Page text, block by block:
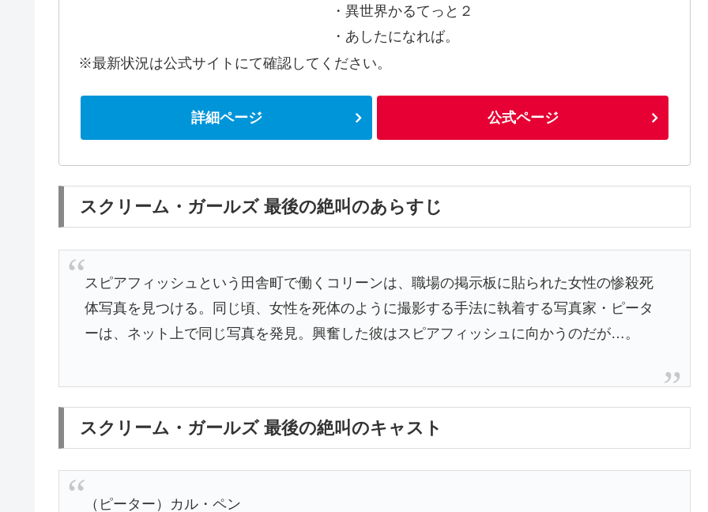
・異世界かるてっと２
・あしたになれば。
※最新状況は公式サイトにて確認してください。
詳細ページ 公式ページ
スクリーム・ガールズ 最後の絶叫のあらすじ
スピアフィッシュという田舎町で働くコリーンは、職場の掲示板に貼られた女性の惨殺死
体写真を見つける。同じ頃、女性を死体のように撮影する手法に執着する写真家・ピータ
ーは、ネット上で同じ写真を発見。興奮した彼はスピアフィッシュに向かうのだが…。
スクリーム・ガールズ 最後の絶叫のキャスト
（ピーター）カル・ペン